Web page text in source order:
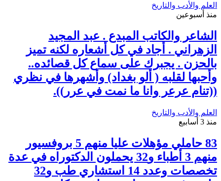
العلم والأدب والتاريخ
منذ أسبوعين
الشاعر والكاتب المبدع . عبد المجيد
الزهراني . أجاد في كل أشعاره لكنه تميز
بالحزن . يجبرك على سماع كل قصائده..
وأحبها لقلبه ( ألو بغداد) وأشهرها في نظري
((تنام عرعر وانا ما نمت في عرر)).
العلم والأدب والتاريخ
منذ 3 أسابيع
83 حاملي مؤهلات عليا منهم 5 بروفسيور
منهم 3 أطباء و32 يحملون الدكتوراه في عدة
تخصصات وعدد 14 استشاري طب و32